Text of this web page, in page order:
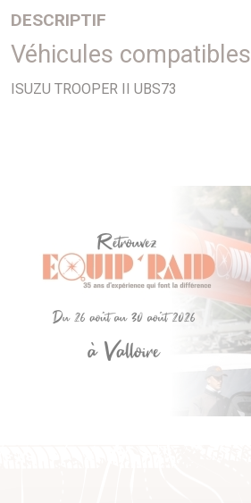
DESCRIPTIF
V6 3,5I
Véhicules compatibles
ISUZU TROOPER II UBS73